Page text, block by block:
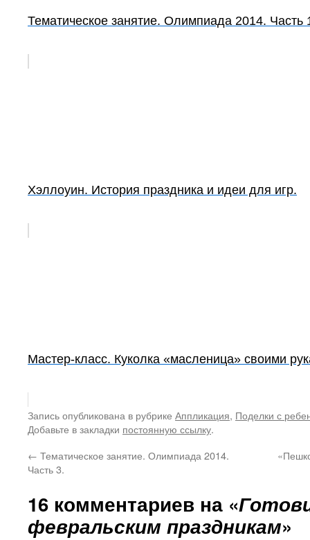
Тематическое занятие. Олимпиада 2014. Часть
Хэллоуин. История праздника и идеи для игр.
Мастер-класс. Куколка «масленица» своими
Запись опубликована в рубрике Аппликация, Поделки с
Добавьте в закладки постоянную ссылку.
← Тематическое занятие. Олимпиада 2014.
Часть 3.
16 комментариев на «
февральским праздникам»